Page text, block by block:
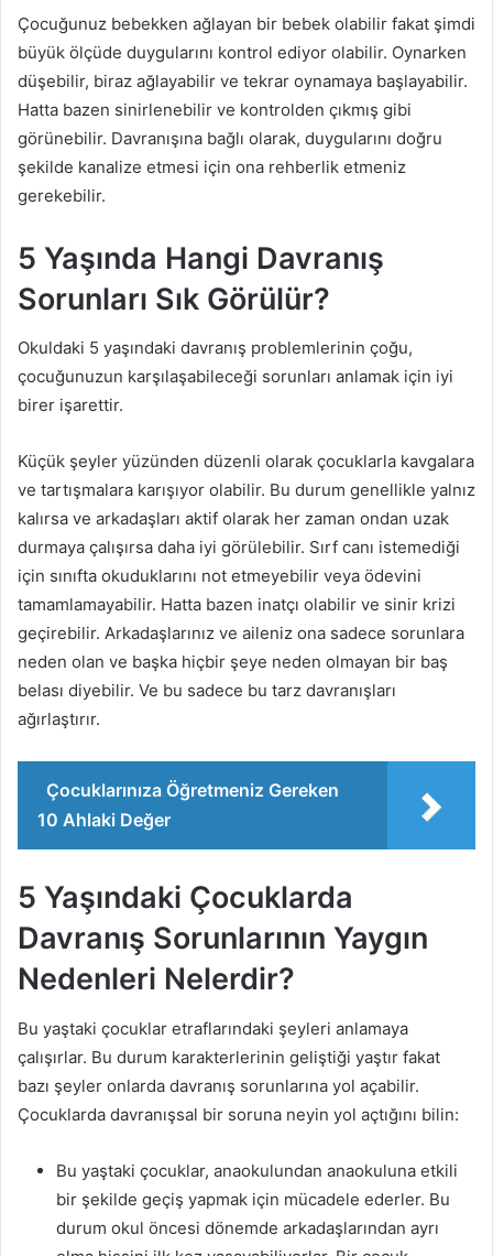
Çocuğunuz bebekken ağlayan bir bebek olabilir fakat şimdi
büyük ölçüde duygularını kontrol ediyor olabilir. Oynarken
düşebilir, biraz ağlayabilir ve tekrar oynamaya başlayabilir.
Hatta bazen sinirlenebilir ve kontrolden çıkmış gibi
görünebilir. Davranışına bağlı olarak, duygularını doğru
şekilde kanalize etmesi için ona rehberlik etmeniz
gerekebilir.
5 Yaşında Hangi Davranış
Sorunları Sık Görülür?
Okuldaki 5 yaşındaki davranış problemlerinin çoğu,
çocuğunuzun karşılaşabileceği sorunları anlamak için iyi
birer işarettir.
Küçük şeyler yüzünden düzenli olarak çocuklarla kavgalara
ve tartışmalara karışıyor olabilir. Bu durum genellikle yalnız
kalırsa ve arkadaşları aktif olarak her zaman ondan uzak
durmaya çalışırsa daha iyi görülebilir. Sırf canı istemediği
için sınıfta okuduklarını not etmeyebilir veya ödevini
tamamlamayabilir. Hatta bazen inatçı olabilir ve sinir krizi
geçirebilir. Arkadaşlarınız ve aileniz ona sadece sorunlara
neden olan ve başka hiçbir şeye neden olmayan bir baş
belası diyebilir. Ve bu sadece bu tarz davranışları
ağırlaştırır.
Çocuklarınıza Öğretmeniz Gereken
10 Ahlaki Değer
5 Yaşındaki Çocuklarda
Davranış Sorunlarının Yaygın
Nedenleri Nelerdir?
Bu yaştaki çocuklar etraflarındaki şeyleri anlamaya
çalışırlar. Bu durum karakterlerinin geliştiği yaştır fakat
bazı şeyler onlarda davranış sorunlarına yol açabilir.
Çocuklarda davranışsal bir soruna neyin yol açtığını bilin:
Bu yaştaki çocuklar, anaokulundan anaokuluna etkili
bir şekilde geçiş yapmak için mücadele ederler. Bu
durum okul öncesi dönemde arkadaşlarından ayrı